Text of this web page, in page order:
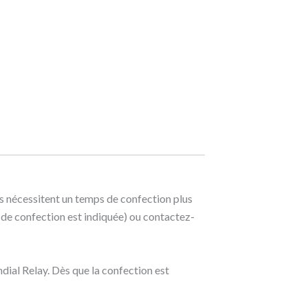
nécessitent un temps de confection plus
confection est indiquée) ou contactez-
Relay. Dès que la confection est